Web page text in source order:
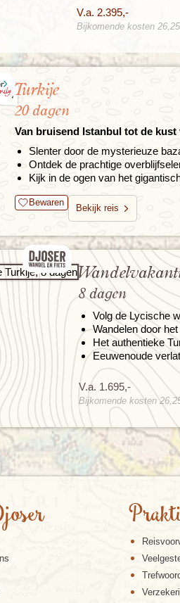
V.a. 2.395,-
Bijkomende kosten
Turkije
20 dagen
Van bruisend Istanbul tot de kust
Slenter door de mysterieuze
Ontdek de prachtige
Kijk in de ogen van het
Bewaren
Bekijk reis
8 dagen
Volg de Lycische
Wandelen door
Het authentieke
Eeuwenoude
V.a. 1.695,-
Bijkomende kosten